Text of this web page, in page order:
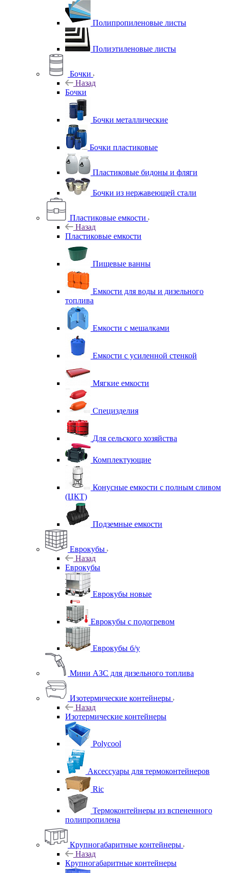
Полипропиленовые листы
Полиэтиленовые листы
Бочки
Назад
Бочки
Бочки металлические
Бочки пластиковые
Пластиковые бидоны и фляги
Бочки из нержавеющей стали
Пластиковые емкости
Назад
Пластиковые емкости
Пищевые ванны
Емкости для воды и дизельного
топлива
Емкости с мешалками
Емкости с усиленной стенкой
Мягкие емкости
Специзделия
Для сельского хозяйства
Комплектующие
Конусные емкости с полным сливом
(ЦКТ)
Подземные емкости
Еврокубы
Назад
Еврокубы
Еврокубы новые
Еврокубы с подогревом
Еврокубы б/у
Мини АЗС для дизельного топлива
Изотермические контейнеры
Назад
Изотермические контейнеры
Polycool
Аксессуары для термоконтейнеров
Ric
Термоконтейнеры из вспененного
полипропилена
Крупногабаритные контейнеры
Назад
Крупногабаритные контейнеры